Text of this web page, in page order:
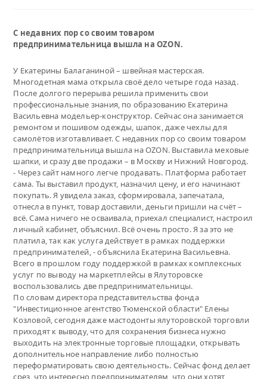
С недавних пор со своим товаром
предпринимательница вышла на OZON.
У Екатерины Балаганиной – швейная мастерская.
Многодетная мама открыла своё дело четыре года назад.
После долгого перерыва решила применить свои
профессиональные знания, по образованию Екатерина
Васильевна модельер-конструктор. Сейчас она занимается
ремонтом и пошивом одежды, шапок, даже чехлы для
самолётов изготавливает. С недавних пор со своим товаром
предпринимательница вышла на OZON. Выставила меховые
шапки, и сразу две продажи – в Москву и Нижний Новгород.
- Через сайт намного легче продавать. Платформа работает
сама. Ты выставил продукт, назначил цену, и его начинают
покупать. Я увидела заказ, сформировала, запечатала,
отнесла в пункт, товар доставили, деньги пришли на счёт –
всё. Сама ничего не осваивала, приехал специалист, настроил
личный кабинет, объяснил. Всё очень просто. Я за это не
платила, так как услуга действует в рамках поддержки
предпринимателей, - объяснила Екатерина Васильевна.
Всего в прошлом году поддержкой в рамках комплексных
услуг по выводу на маркетплейсы в Ялуторовске
воспользовались две предпринимательницы.
По словам директора представительства фонда
"Инвестиционное агентство Тюменской области" Елены
Козловой, сегодня даже мастодонты ялуторовской торговли
приходят к выводу, что для сохранения бизнеса нужно
выходить на электронные торговые площадки, открывать
дополнительное направление либо полностью
переформатировать свою деятельность. Сейчас фонд делает
срез, что интересно предпринимателям, что они хотят